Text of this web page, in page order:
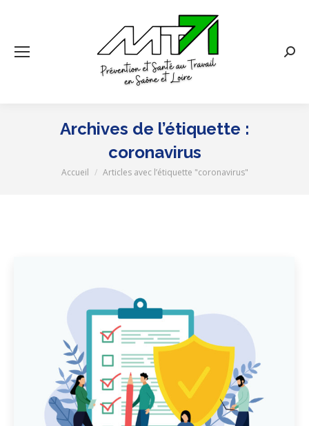
Archives de l’étiquette :
coronavirus
Vous êtes ici :
Accueil Articles avec l’étiquette "coronavirus"